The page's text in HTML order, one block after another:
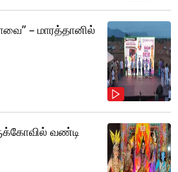
– மாரத்தானில்
வண்டி